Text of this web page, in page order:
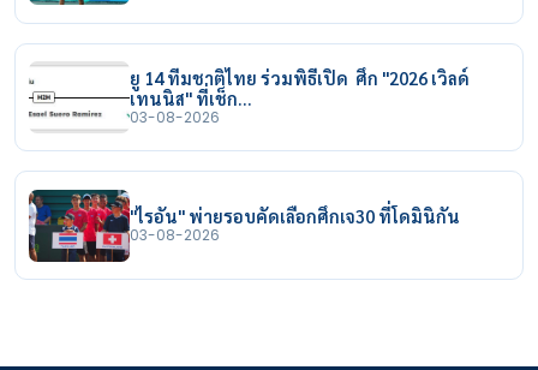
ยู 14 ทีมชาติไทย ร่วมพิธีเปิด ศึก "2026 เวิลด์
เทนนิส" ที่เช็ก…
03-08-2026
"ไรอัน" พ่ายรอบคัดเลือกศึกเจ30 ที่โดมินิกัน
03-08-2026